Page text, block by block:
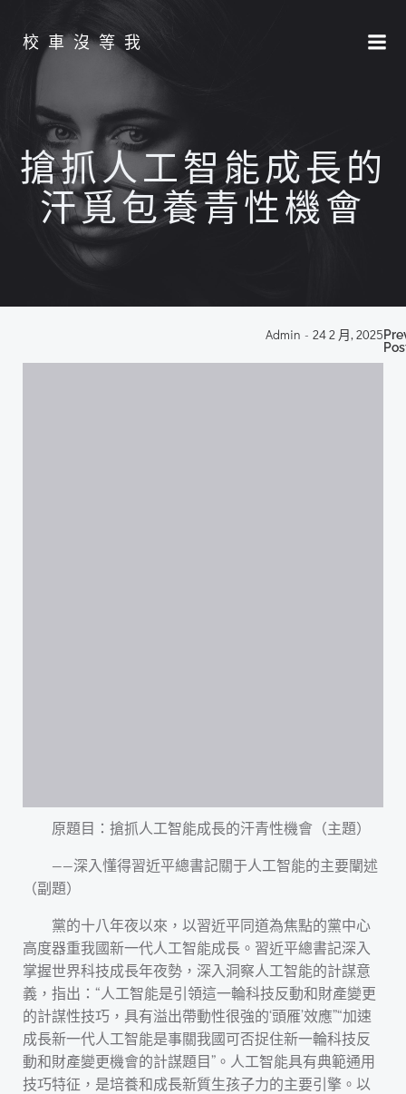
校車沒等我
搶抓人工智能成長的
汗覓包養青性機會
Admin - 24 2 月, 2025
原題目：搶抓人工智能成長的汗青性機會（主題）
——深入懂得習近平總書記關于人工智能的主要闡述
（副題）
黨的十八年夜以來，以習近平同道為焦點的黨中心
高度器重我國新一代人工智能成長。習近平總書記深入
掌握世界科技成長年夜勢，深入洞察人工智能的計謀意
義，指出：“人工智能是引領這一輪科技反動和財產變更
的計謀性技巧，具有溢出帶動性很強的‘頭雁’效應”“加速
成長新一代人工智能是事關我國可否捉住新一輪科技反
動和財產變更機會的計謀題目”。人工智能具有典範通用
技巧特征，是培養和成長新質生孩子力的主要引擎。以